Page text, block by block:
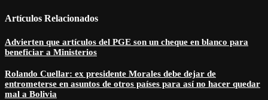
Artículos Relacionados
Advierten que artículos del PGE son un cheque en blanco para
beneficiar a Ministerios
Rolando Cuellar: ex presidente Morales debe dejar de
entrometerse en asuntos de otros países para así no hacer quedar
mal a Bolivia